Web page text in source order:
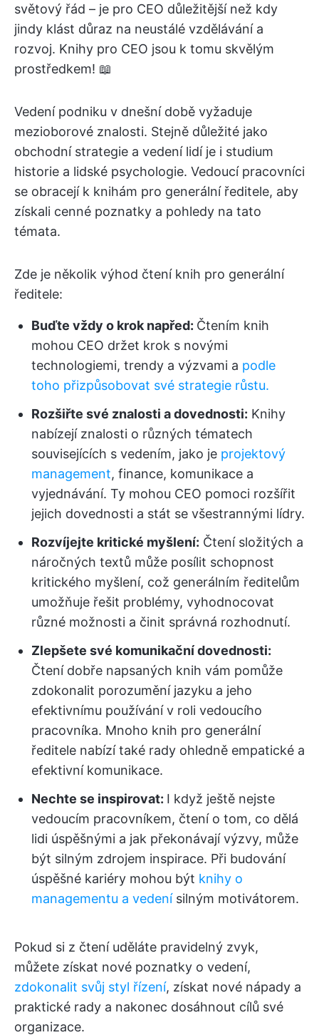
světový řád – je pro CEO důležitější než kdy
jindy klást důraz na neustálé vzdělávání a
rozvoj. Knihy pro CEO jsou k tomu skvělým
prostředkem! 📖
Vedení podniku v dnešní době vyžaduje
mezioborové znalosti. Stejně důležité jako
obchodní strategie a vedení lidí je i studium
historie a lidské psychologie. Vedoucí pracovníci
se obracejí k knihám pro generální ředitele, aby
získali cenné poznatky a pohledy na tato
témata.
Zde je několik výhod čtení knih pro generální
ředitele:
Buďte vždy o krok napřed: Čtením knih
mohou CEO držet krok s novými
technologiemi, trendy a výzvami a podle
toho přizpůsobovat své strategie růstu.
Rozšiřte své znalosti a dovednosti: Knihy
nabízejí znalosti o různých tématech
souvisejících s vedením, jako je projektový
management, finance, komunikace a
vyjednávání. Ty mohou CEO pomoci rozšířit
jejich dovednosti a stát se všestrannými lídry.
Rozvíjejte kritické myšlení: Čtení složitých a
náročných textů může posílit schopnost
kritického myšlení, což generálním ředitelům
umožňuje řešit problémy, vyhodnocovat
různé možnosti a činit správná rozhodnutí.
Zlepšete své komunikační dovednosti:
Čtení dobře napsaných knih vám pomůže
zdokonalit porozumění jazyku a jeho
efektivnímu používání v roli vedoucího
pracovníka. Mnoho knih pro generální
ředitele nabízí také rady ohledně empatické a
efektivní komunikace.
Nechte se inspirovat: I když ještě nejste
vedoucím pracovníkem, čtení o tom, co dělá
lidi úspěšnými a jak překonávají výzvy, může
být silným zdrojem inspirace. Při budování
úspěšné kariéry mohou být knihy o
managementu a vedenísilným motivátorem.
Pokud si z čtení uděláte pravidelný zvyk,
můžete získat nové poznatky o vedení,
zdokonalit svůj styl řízení, získat nové nápady a
praktické rady a nakonec dosáhnout cílů své
organizace.